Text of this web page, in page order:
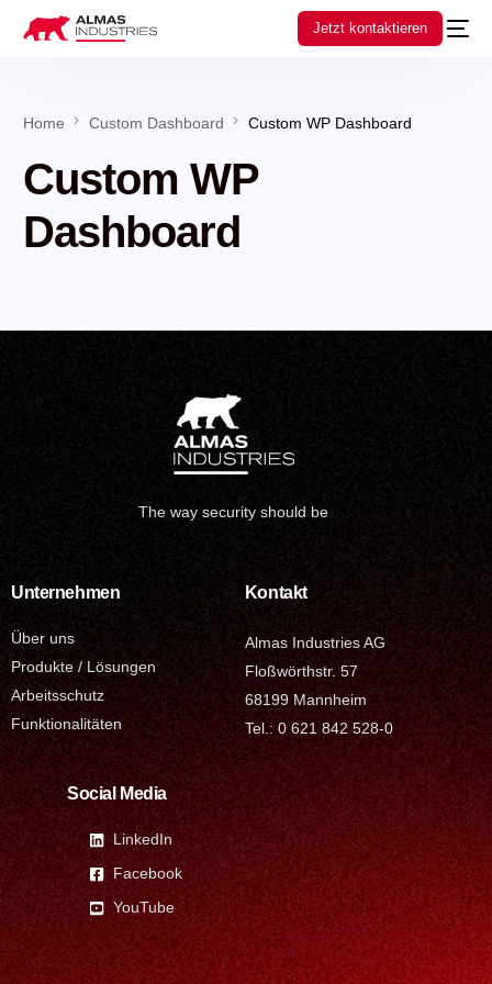
Jetzt kontaktieren
Home Custom Dashboard Custom WP Dashboard
Custom WP
Dashboard
The way security should be
Unternehmen
Über uns
Produkte / Lösungen
Arbeitsschutz
Funktionalitäten
Kontakt
Almas Industries AG
Floßwörthstr. 57
68199 Mannheim
Tel.: 0 621 842 528-0
Social Media
LinkedIn
Facebook
YouTube